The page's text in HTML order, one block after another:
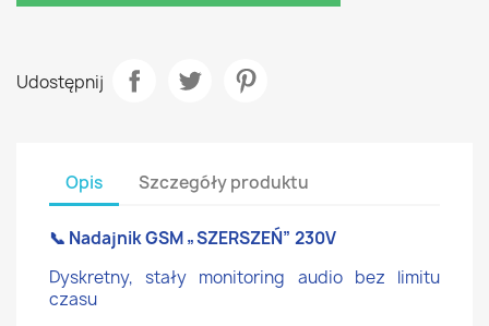
Udostępnij
Opis Szczegóły produktu
📞 Nadajnik GSM „SZERSZEŃ” 230V
Dyskretny, stały monitoring audio bez limitu
czasu